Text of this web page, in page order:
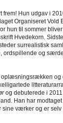
frem! Hun udgav i
Organiseret Vold
hun til sommer
Hvedekorn.
surrealistisk
ordspillende og
og
og debuterede i
Han har
sine værker og er